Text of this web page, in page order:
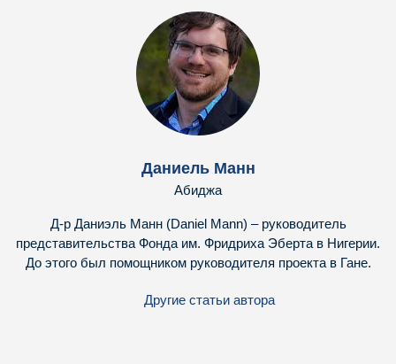
Даниель Манн
Абиджа
Д-р Даниэль Манн (Daniel Mann) – руководитель
представительства Фонда им. Фридриха Эберта в Нигерии.
До этого был помощником руководителя проекта в Гане.
Другие статьи автора